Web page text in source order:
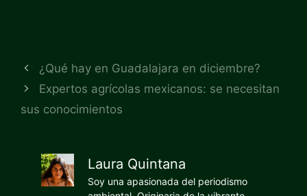
¿Qué hay en Guadalajara en diciembre?
Expertos agrícolas mexicanos: se necesitan
sus conocimientos
Laura Quintana
Soy una apasionada del periodismo